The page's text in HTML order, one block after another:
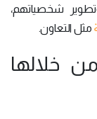
شخصياتهم،
مثل التعاون.
خلالها